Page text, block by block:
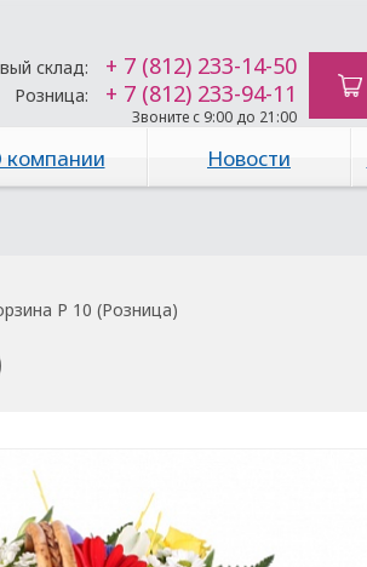
склад: + 7 (812) 233-14-50
Розница: + 7 (812) 233-94-11
Звоните с 9:00 до 21:00
компании Новости
Р 10 (Розница)